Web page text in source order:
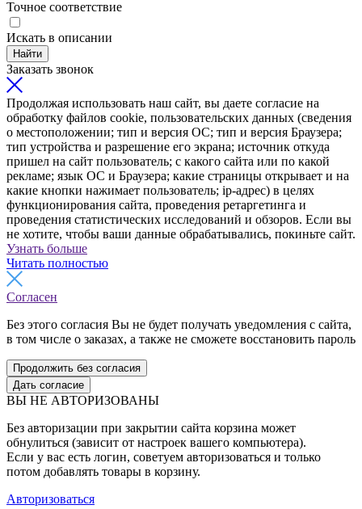
Точное соответствие
Искать в описании
Найти
Заказать звонок
Продолжая использовать наш сайт, вы даете согласие на
обработку файлов cookie, пользовательских данных (сведения
о местоположении; тип и версия ОС; тип и версия Браузера;
тип устройства и разрешение его экрана; источник откуда
пришел на сайт пользователь; с какого сайта или по какой
рекламе; язык ОС и Браузера; какие страницы открывает и на
какие кнопки нажимает пользователь; ip-адрес) в целях
функционирования сайта, проведения ретаргетинга и
проведения статистических исследований и обзоров. Если вы
не хотите, чтобы ваши данные обрабатывались, покиньте сайт.
Узнать больше
Читать полностью
Согласен
Без этого согласия Вы не будет получать уведомления с сайта,
в том числе о заказах, а также не сможете восстановить пароль
Продолжить без согласия
Дать согласие
ВЫ НЕ АВТОРИЗОВАНЫ
Без авторизации при закрытии сайта корзина может
обнулиться (зависит от настроек вашего компьютера).
Если у вас есть логин, советуем авторизоваться и только
потом добавлять товары в корзину.
Авторизоваться